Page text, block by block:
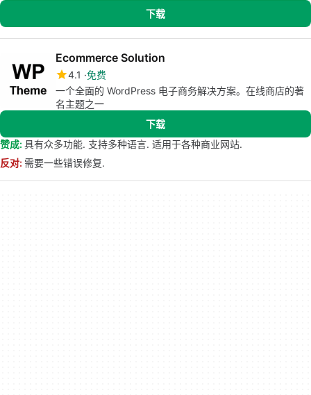
下载
Ecommerce Solution
4.1 免费
一个全面的 WordPress 电子商务解决方案。在线商店的著
名主题之一
下载
赞成: 具有众多功能. 支持多种语言. 适用于各种商业网站.
反对: 需要一些错误修复.